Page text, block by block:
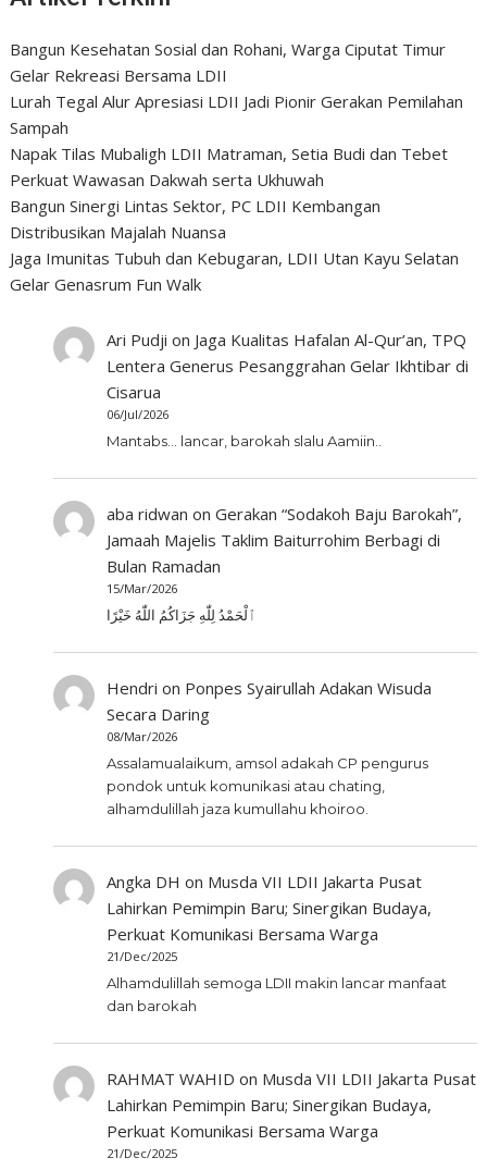
Bangun Kesehatan Sosial dan Rohani, Warga Ciputat Timur
Gelar Rekreasi Bersama LDII
Lurah Tegal Alur Apresiasi LDII Jadi Pionir Gerakan Pemilahan
Sampah
Napak Tilas Mubaligh LDII Matraman, Setia Budi dan Tebet
Perkuat Wawasan Dakwah serta Ukhuwah
Bangun Sinergi Lintas Sektor, PC LDII Kembangan
Distribusikan Majalah Nuansa
Jaga Imunitas Tubuh dan Kebugaran, LDII Utan Kayu Selatan
Gelar Genasrum Fun Walk
Ari Pudji on Jaga Kualitas Hafalan Al-Qur’an, TPQ
Lentera Generus Pesanggrahan Gelar Ikhtibar di
Cisarua
06/Jul/2026
Mantabs... lancar, barokah slalu Aamiin..
aba ridwan onGerakan “Sodakoh Baju Barokah”,
Jamaah Majelis Taklim Baiturrohim Berbagi di
Bulan Ramadan
15/Mar/2026
ٱلْحَمْدُ لِلّٰهِ جَزَاكُمُ اللّٰهُ خَيْرًا
Hendri on Ponpes Syairullah Adakan Wisuda
Secara Daring
08/Mar/2026
Assalamualaikum, amsol adakah CP pengurus
pondok untuk komunikasi atau chating,
alhamdulillah jaza kumullahu khoiroo.
Angka DH on Musda VII LDII Jakarta Pusat
Lahirkan Pemimpin Baru; Sinergikan Budaya,
Perkuat Komunikasi Bersama Warga
21/Dec/2025
Alhamdulillah semoga LDII makin lancar manfaat
dan barokah
RAHMAT WAHID on Musda VII LDII Jakarta Pusat
Lahirkan Pemimpin Baru; Sinergikan Budaya,
Perkuat Komunikasi Bersama Warga
21/Dec/2025